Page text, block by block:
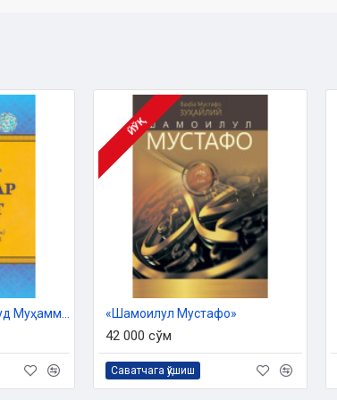
ойи
ҲОЛАТЛАРИ
ЙЎҚ
«Шамоилул Мустафо»
42 000 сўм
Саватчага қўшиш